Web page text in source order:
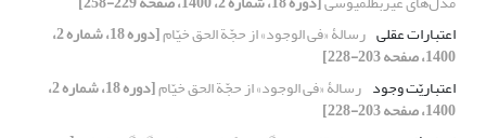
اعتبارات عقلی رسالۀ «فی الوجود» از حجّة الحق خیّام [دوره 18، شماره 2،
1400، صفحه 203-228]
اعتباریّت وجود رسالۀ «فی الوجود» از حجّة الحق خیّام [دوره 18، شماره 2،
1400، صفحه 203-228]